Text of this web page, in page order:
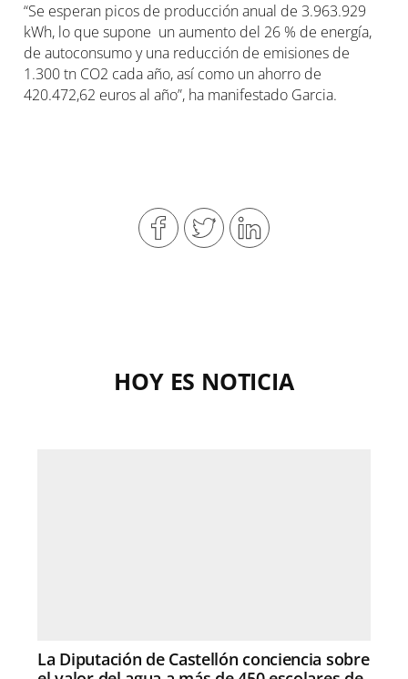
“Se esperan picos de producción anual de 3.963.929
kWh, lo que supone un aumento del 26 % de energía,
de autoconsumo y una reducción de emisiones de
1.300 tn CO2 cada año, así como un ahorro de
420.472,62 euros al año”, ha manifestado Garcia.
HOY ES NOTICIA
La Diputación de Castellón conciencia sobre